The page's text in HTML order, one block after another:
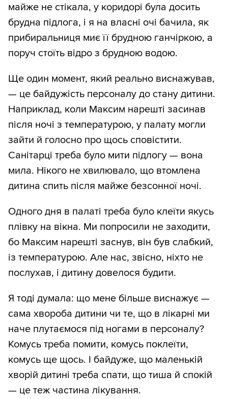
майже не стікала, у коридорі була досить
брудна підлога, і я на власні очі бачила, як
прибиральниця миє її брудною ганчіркою, а
поруч стоїть відро з брудною водою.
Ще один момент, який реально виснажував,
— це байдужість персоналу до стану дитини.
Наприклад, коли Максим нарешті засинав
після ночі з температурою, у палату могли
зайти й голосно про щось сповістити.
Санітарці треба було мити підлогу — вона
мила. Нікого не хвилювало, що втомлена
дитина спить після майже безсонної ночі.
Одного дня в палаті треба було клеїти якусь
плівку на вікна. Ми попросили не заходити,
бо Максим нарешті заснув, він був слабкий,
із температурою. Але нас, звісно, ніхто не
послухав, і дитину довелося будити.
Я тоді думала: що мене більше виснажує —
сама хвороба дитини чи те, що в лікарні ми
наче плутаємося під ногами в персоналу?
Комусь треба помити, комусь поклеїти,
комусь ще щось. І байдуже, що маленькій
хворій дитині треба спати, що тиша й спокій
— це теж частина лікування.